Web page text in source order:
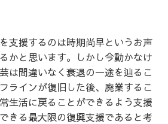
支援するのは時期尚早というお声
かと思います。しかし今動かなけ
は間違いなく衰退の一途を辿るこ
ラインが復旧した後、廃業するこ
生活に戻ることができるよう支援
きる最大限の復興支援であると考